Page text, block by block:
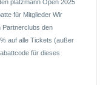
platzmann Open 2025
für Mitglieder Wir
Partnerclubs den
auf alle Tickets (außer
für dieses